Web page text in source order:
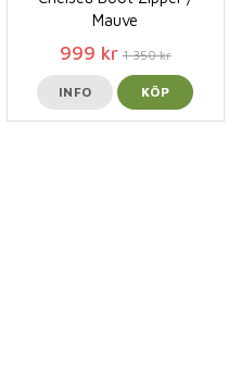
Mauve
999 kr 1 350 kr
INFO KÖP